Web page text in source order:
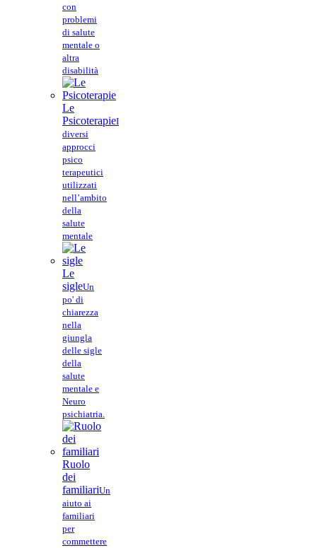
con
problemi
di salute
mentale o
altra
disabilità
Le
PsicoterapieI
diversi
approcci
psico
terapeutici
utilizzati
nell’ambito
della
salute
mentale
Le
sigleUn
po' di
chiarezza
nella
giungla
delle sigle
della
salute
mentale e
Neuro
psichiatria.
Ruolo
dei
familiariUn
aiuto ai
familiari
per
commettere